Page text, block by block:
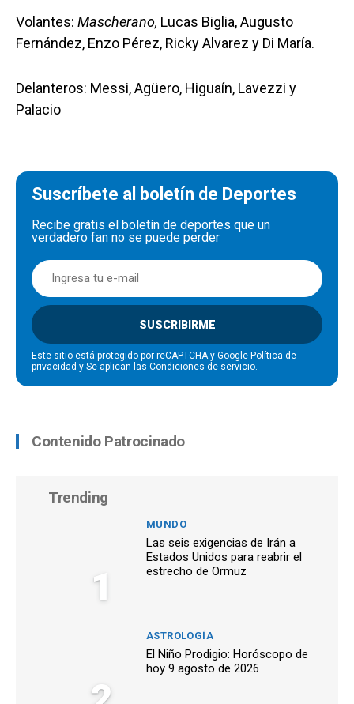
Volantes: Mascherano, Lucas Biglia, Augusto
Fernández, Enzo Pérez, Ricky Alvarez y Di María.
Delanteros: Messi, Agüero, Higuaín, Lavezzi y
Palacio
Suscríbete al boletín de Deportes
Recibe gratis el boletín de deportes que un
verdadero fan no se puede perder
SUSCRIBIRME
Este sitio está protegido por reCAPTCHA y Google Política de
privacidad y Se aplican las Condiciones de servicio.
Contenido Patrocinado
Trending
1
MUNDO
Las seis exigencias de Irán a
Estados Unidos para reabrir el
estrecho de Ormuz
ASTROLOGÍA
El Niño Prodigio: Horóscopo de
hoy 9 agosto de 2026